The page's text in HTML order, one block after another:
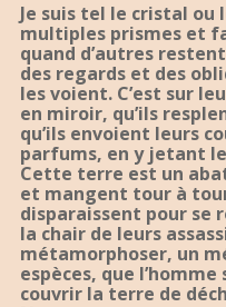
Je suis tel le cristal
multiples prismes et
quand d’autres
des regards et des
les voient. C’est sur
en miroir, qu’ils
qu’ils envoient leurs
parfums, en y jetant
Cette terre est un
et mangent tour à
disparaissent pour se
la chair de leurs
métamorphoser, un
espèces, que
couvrir la terre de